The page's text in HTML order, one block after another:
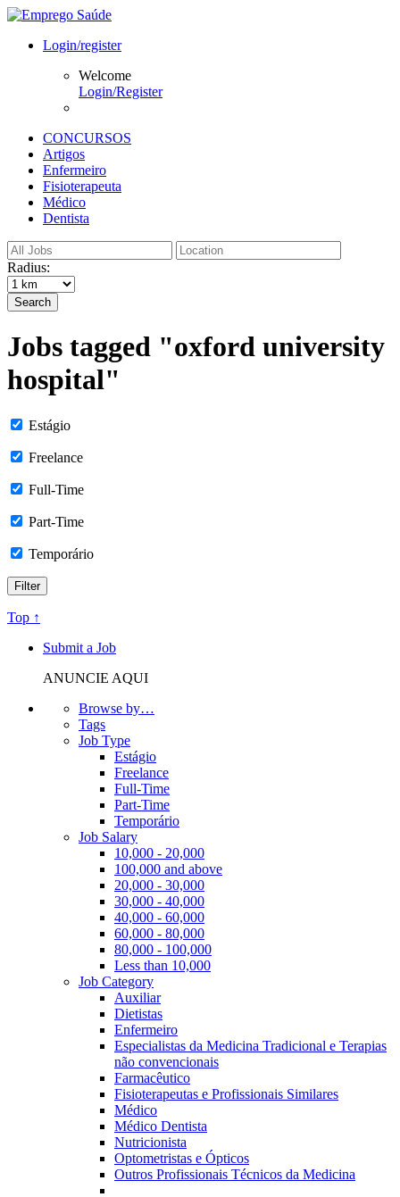
Login/register
Welcome
Login/Register
CONCURSOS
Artigos
Enfermeiro
Fisioterapeuta
Médico
Dentista
Radius:
Search
Jobs tagged "oxford university
hospital"
Estágio
Freelance
Full-Time
Part-Time
Temporário
Top ↑
Submit a Job
ANUNCIE AQUI
Browse by…
Tags
Job Type
Estágio
Freelance
Full-Time
Part-Time
Temporário
Job Salary
10,000 - 20,000
100,000 and above
20,000 - 30,000
30,000 - 40,000
40,000 - 60,000
60,000 - 80,000
80,000 - 100,000
Less than 10,000
Job Category
Auxiliar
Dietistas
Enfermeiro
Especialistas da Medicina Tradicional e Terapias
não convencionais
Farmacêutico
Fisioterapeutas e Profissionais Similares
Médico
Médico Dentista
Nutricionista
Optometristas e Ópticos
Outros Profissionais Técnicos da Medicina